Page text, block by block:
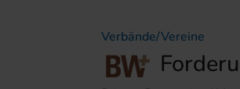
Verbände/Vereine